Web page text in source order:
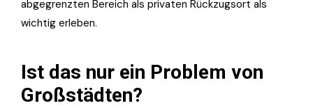
abgegrenzten Bereich als privaten Rückzugsort als
wichtig erleben.
Ist das nur ein Problem von
Großstädten?